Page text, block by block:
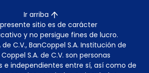
Ir arriba
sitio es de carácter
y no persigue fines de lucro.
C.V., BanCoppel S.A. Institución de
S.A. de C.V. son personas
e independientes entre sí, así como de